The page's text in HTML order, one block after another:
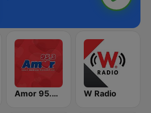
Amor 95.3 FM W Radio